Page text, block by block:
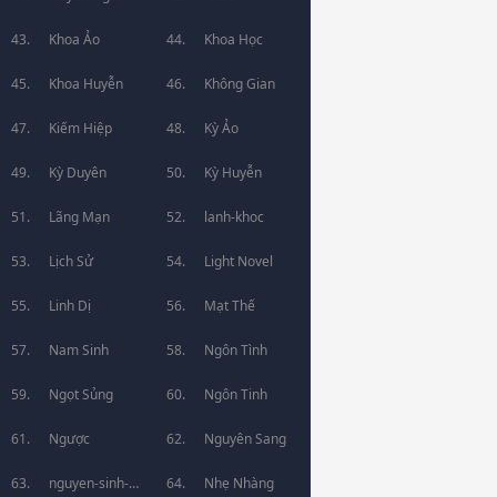
Khoa Ảo Khoa Học
Khoa Huyễn Không Gian
Kiếm Hiệp Kỳ Ảo
Kỳ Duyên Kỳ Huyễn
Lãng Mạn lanh-khoc
Lịch Sử Light Novel
Linh Dị Mạt Thế
Nam Sinh Ngôn Tình
Ngọt Sủng Ngôn Tinh
Ngược Nguyên Sang
nguyen-sinh- Nhẹ Nhàng